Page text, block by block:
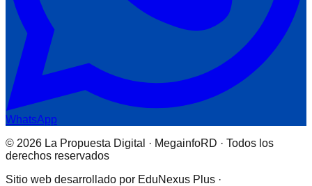
WhatsApp
© 2026 La Propuesta Digital · MegainfoRD · Todos los
derechos reservados
Sitio web desarrollado por EduNexus Plus ·